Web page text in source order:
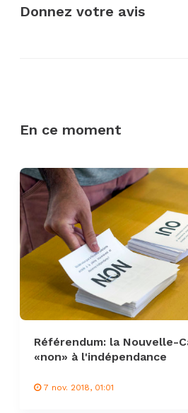
Donnez votre avis
En ce moment
Référendum: la Nouvelle-
«non» à l'indépendance
7 nov. 2018, 01:01